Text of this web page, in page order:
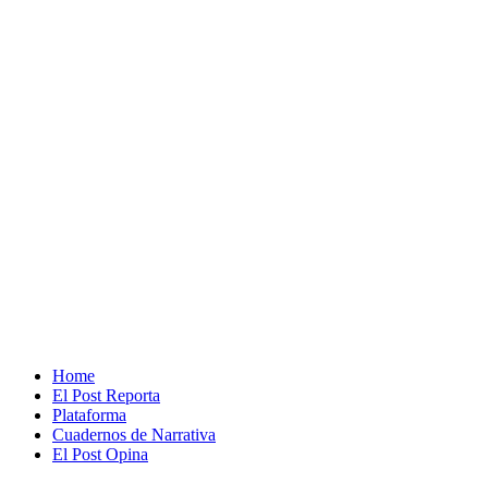
Home
El Post Reporta
Plataforma
Cuadernos de Narrativa
El Post Opina